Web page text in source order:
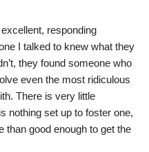
responding
I talked to knew what they
they found someone who
even the most ridiculous
There is very little
nothing set up to foster one,
than good enough to get the